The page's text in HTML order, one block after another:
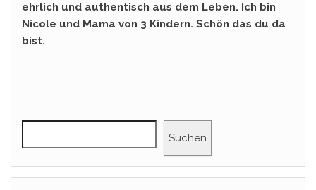
ehrlich und authentisch aus dem Leben. Ich bin
Nicole und Mama von 3 Kindern. Schön das du da
bist.
Suchen